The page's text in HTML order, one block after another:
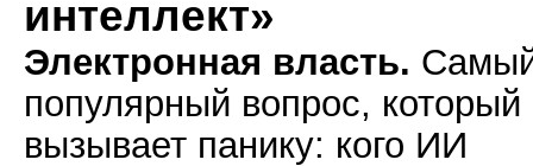
интеллект»
Электронная власть.
популярный вопрос, который
вызывает панику: кого ИИ